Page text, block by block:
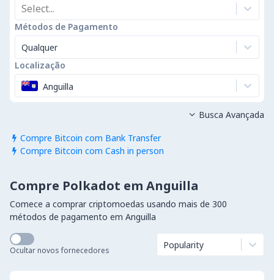
Select...
Métodos de Pagamento
Qualquer
Localização
Anguilla
 Compre Bitcoin com Bank Transfer
 Compre Bitcoin com Cash in person
 Busca Avançada
Compre Polkadot em Anguilla
Comece a comprar criptomoedas usando mais de 300
métodos de pagamento em Anguilla
Ocultar novos fornecedores Popularity